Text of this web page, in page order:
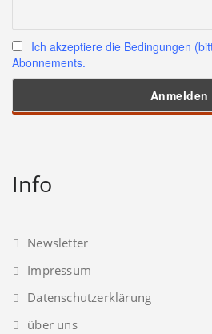
Ich akzeptiere die Bedingungen
Abonnements.
Info
Newsletter
Impressum
Datenschutzerklärung
über uns